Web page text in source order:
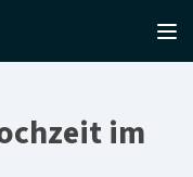
im